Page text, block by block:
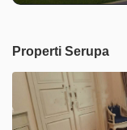
Properti Serupa